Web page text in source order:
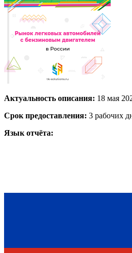
Актуальность описания: 18 мая
Срок предоставления: 3 рабочих
Язык отчёта: